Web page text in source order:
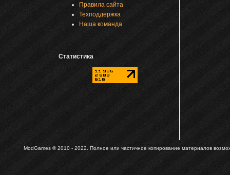
Правила сайта
Техподдержка
Наша команда
Статистика
ModGames © 2010 - 2022. Полное или частичное копирование материалов